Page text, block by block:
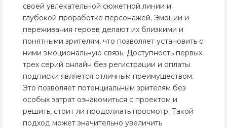
своей увлекательной сюжетной линии и
глубокой проработке персонажей. Эмоции и
переживания героев делают их близкими и
понятными зрителям, что позволяет установить с
ними эмоциональную связь. Доступность первых
трех серий онлайн без регистрации и оплаты
подписки является отличным преимуществом.
Это позволяет потенциальным зрителям без
особых затрат ознакомиться с проектом и
решить, стоит ли продолжать просмотр. Такой
подход может значительно увеличить